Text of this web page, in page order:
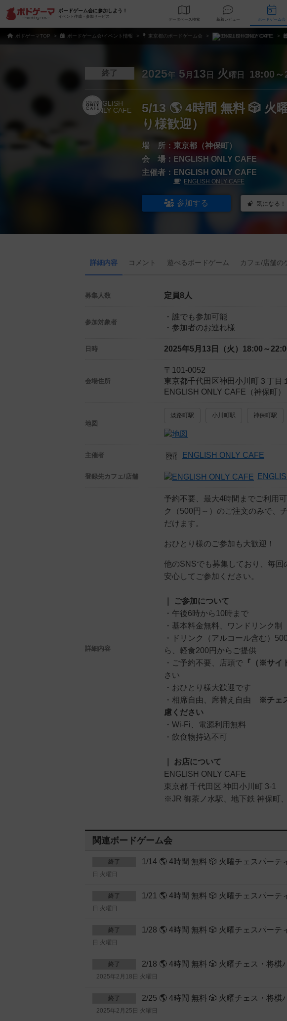
ボードゲーム会に参加しよう！
イベント作成・参加サービス
データベース 検索 新着レビュー
ボドゲーマTOP ボードゲーム会/イベント情報 東京都のボードゲーム会 ENGLISH ONLY CAFE
終了 2025年 5 月 13 日 火 曜日 18:00～
5/13 🌎 4時間 無料 🎲 火
り様歓迎）
場 所： 東京都（神保町）
会 場： ENGLISH ONLY CAFE
主催者： ENGLISH ONLY CAFE
ENGLISH ONLY CAFE
参加する 気になる！
詳細内容 コメント 遊べるボードゲーム カフェ/店舗の
募集人数 定員8人
参加対象者
・誰でも参加可能
・参加者のお連れ様
日時 2025年5月13日（火） 18:00～
会場住所
〒101-0052
東京都千代田区神田小川町３丁目１
ENGLISH ONLY CAFE（神保町）
地図
淡路町駅 小川町駅 神保町駅
主催者 ENGLISH ONLY CAFE
登録先カフェ/店舗
詳細内容
予約不要、最大4時間までご利用
ク（500円～）のご注文のみで、
だけます。
おひとり様のご参加も大歓迎！
他のSNSでも募集しており、毎回
安心してご参加ください。
｜ ご参加について
・午後6時から10時まで
・基本料金無料、ワンドリンク制
・ドリンク（アルコール含む）
ら、軽食200円からご提供
・ご予約不要、店頭で 『（※サイ
さい
・おひとり様大歓迎です
・相席自由、席替え自由
※チェ
慮ください
・Wi-Fi、電源利用無料
・飲食物持込不可
｜ お店について
ENGLISH ONLY CAFE
東京都 千代田区 神田小川町 3-1
※JR 御茶ノ水駅、地下鉄 神保町
関連ボードゲーム会
終了 1/14 🌎 4時間 無料 🎲 火曜チェスパーテ
日 火曜日
終了 1/21 🌎 4時間 無料 🎲 火曜チェスパーテ
日 火曜日
終了 1/28 🌎 4時間 無料 🎲 火曜チェスパーテ
日 火曜日
終了 2/18 🌎 4時間 無料 🎲 火曜チェス・将棋
2025年2月18日 火曜日
終了 2/25 🌎 4時間 無料 🎲 火曜チェス・将棋
2025年2月25日 火曜日